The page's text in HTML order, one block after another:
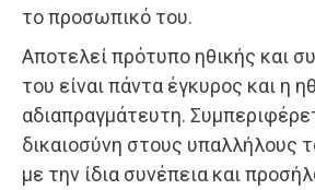
το προσωπικό του.
Αποτελεί πρότυπο ηθικής και
του είναι πάντα έγκυρος και η
αδιαπραγμάτευτη.
δικαιοσύνη στους υπαλλήλους
με την ίδια συνέπεια και